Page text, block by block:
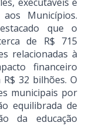
Municípios.
que o
de R$ 715
relacionadas à
financeiro
32 bilhões. O
municipais por
equilibrada de
da educação